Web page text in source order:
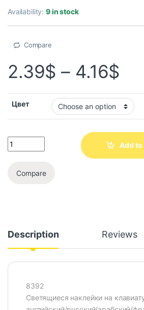
Availability:9 in stock
Compare
2.39$ – 4.16$
Цвет
Add
Compare
Description Reviews
8392
Светящиеся наклейки на